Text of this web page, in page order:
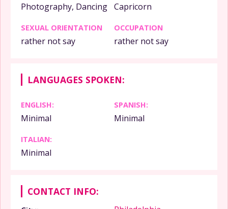
Photography, Dancing Capricorn
SEXUAL ORIENTATION
rather not say
OCCUPATION
rather not say
LANGUAGES SPOKEN:
ENGLISH:
Minimal
SPANISH:
Minimal
ITALIAN:
Minimal
CONTACT INFO: